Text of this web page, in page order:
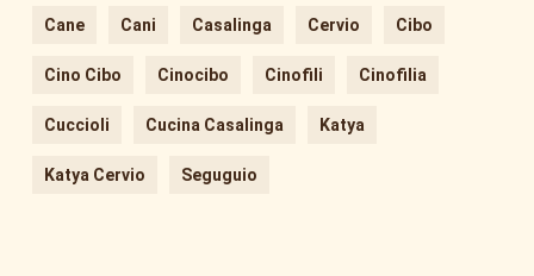
Cane Cani Casalinga Cervio Cibo
Cino Cibo Cinocibo Cinofili Cinofilia
Cuccioli Cucina Casalinga Katya
Katya Cervio Seguguio